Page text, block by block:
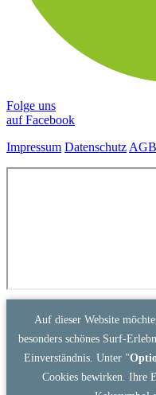
Folge uns
auf Facebook
Impressum Datenschutz AGB
Auf dieser Website
besonders schönes Surf-
Einverständnis. Unter "
Cookies bewirken. Ihre